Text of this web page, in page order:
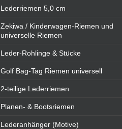
Lederriemen 5,0 cm
Zekiwa / Kinderwagen-Riemen und
universelle Riemen
Leder-Rohlinge & Stücke
Golf Bag-Tag Riemen universell
2-teilige Lederriemen
Planen- & Bootsriemen
Lederanhänger (Motive)